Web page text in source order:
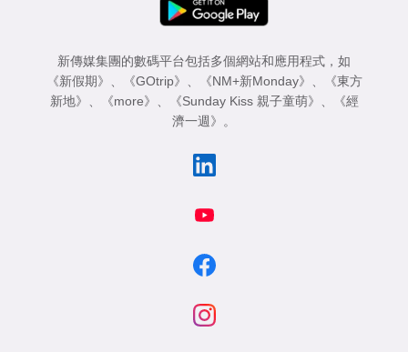
新傳媒集團的數碼平台包括多個網站和應用程式，如
《新假期》
《GOtrip》 《NM+新Monday》
《東方
新地》
《more》 《Sunday Kiss 親子童萌》
《經
濟一週》
。